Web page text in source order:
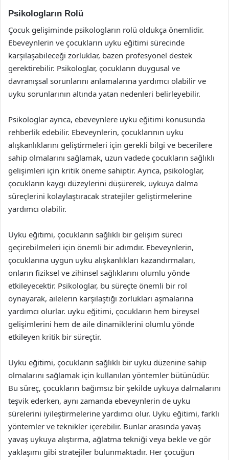
Psikologların Rolü
Çocuk gelişiminde psikologların rolü oldukça önemlidir.
Ebeveynlerin ve çocukların uyku eğitimi sürecinde
karşılaşabileceği zorluklar, bazen profesyonel destek
gerektirebilir. Psikologlar, çocukların duygusal ve
davranışsal sorunlarını anlamalarına yardımcı olabilir ve
uyku sorunlarının altında yatan nedenleri belirleyebilir.
Psikologlar ayrıca, ebeveynlere uyku eğitimi konusunda
rehberlik edebilir. Ebeveynlerin, çocuklarının uyku
alışkanlıklarını geliştirmeleri için gerekli bilgi ve becerilere
sahip olmalarını sağlamak, uzun vadede çocukların sağlıklı
gelişimleri için kritik öneme sahiptir. Ayrıca, psikologlar,
çocukların kaygı düzeylerini düşürerek, uykuya dalma
süreçlerini kolaylaştıracak stratejiler geliştirmelerine
yardımcı olabilir.
Uyku eğitimi, çocukların sağlıklı bir gelişim süreci
geçirebilmeleri için önemli bir adımdır. Ebeveynlerin,
çocuklarına uygun uyku alışkanlıkları kazandırmaları,
onların fiziksel ve zihinsel sağlıklarını olumlu yönde
etkileyecektir. Psikologlar, bu süreçte önemli bir rol
oynayarak, ailelerin karşılaştığı zorlukları aşmalarına
yardımcı olurlar. uyku eğitimi, çocukların hem bireysel
gelişimlerini hem de aile dinamiklerini olumlu yönde
etkileyen kritik bir süreçtir.
Uyku eğitimi, çocukların sağlıklı bir uyku düzenine sahip
olmalarını sağlamak için kullanılan yöntemler bütünüdür.
Bu süreç, çocukların bağımsız bir şekilde uykuya dalmalarını
teşvik ederken, aynı zamanda ebeveynlerin de uyku
sürelerini iyileştirmelerine yardımcı olur. Uyku eğitimi, farklı
yöntemler ve teknikler içerebilir. Bunlar arasında yavaş
yavaş uykuya alıştırma, ağlatma tekniği veya bekle ve gör
yaklaşımı gibi stratejiler bulunmaktadır. Her çocuğun